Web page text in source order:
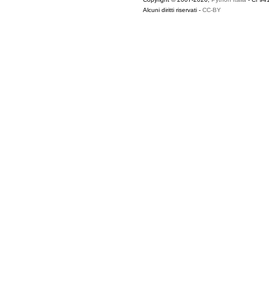
Alcuni diritti riservati - CC-BY